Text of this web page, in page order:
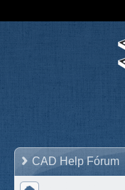
CAD Help Fórum